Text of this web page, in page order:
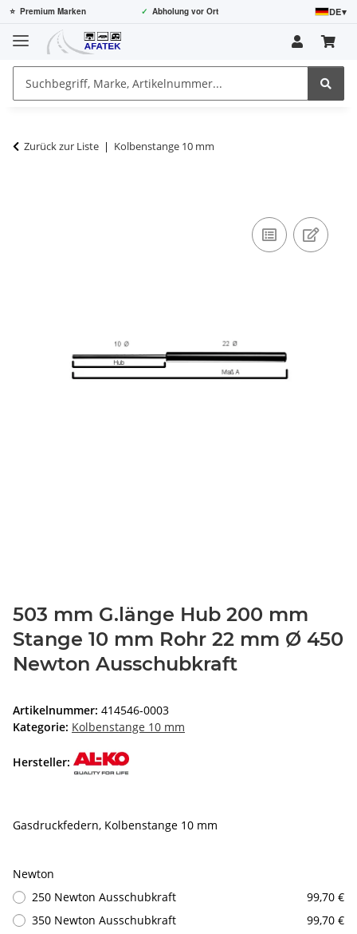
⭐ Premium Marken ✓ Abholung vor Ort DE▾
Zurück zur Liste Kolbenstange 10 mm
503 mm G.länge Hub 200 mm
Stange 10 mm Rohr 22 mm Ø 450
Newton Ausschubkraft
Artikelnummer: 414546-0003
Kategorie: Kolbenstange 10 mm
Hersteller:
Gasdruckfedern, Kolbenstange 10 mm
Newton
250 Newton Ausschubkraft
99,70 €
350 Newton Ausschubkraft
99,70 €